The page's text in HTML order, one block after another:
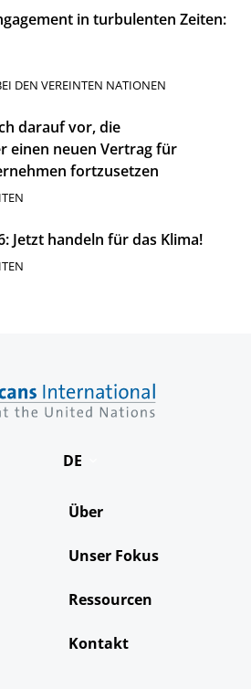
in turbulenten Zeiten:
DEN VEREINTEN NATIONEN
darauf vor, die
einen neuen Vertrag für
fortzusetzen
Jetzt handeln für das Klima!
DE
English
Italiano
Português
Über
Unser Fokus
Ressourcen
Kontakt